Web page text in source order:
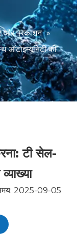
और प्रकाशन »
ऑटोइम्यूनिटी की
टी सेल-
2025-09-05